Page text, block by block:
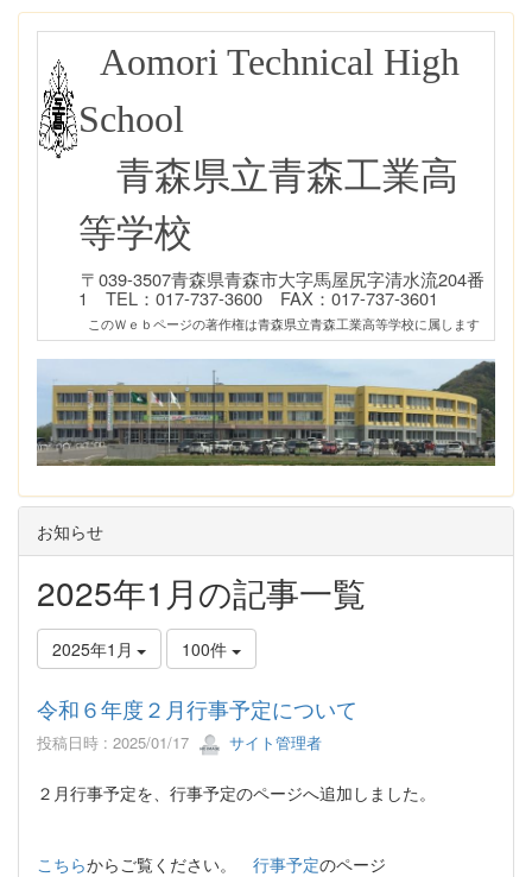
Aomori Technical High
School
青森県立青森工業高
等学校
〒039-3507青森県青森市大字馬屋尻字清水流204番
1 TEL：017-737-3600 FAX：017-737-3601
このＷｅｂページの著作権は青森県立青森工業高等学校に属します
お知らせ
2025年1月の記事一覧
2025年1月 100件
令和６年度２月行事予定について
投稿日時 : 2025/01/17 サイト管理者
２月行事予定を、行事予定のページへ追加しました。
こちらからご覧ください。 行事予定のページ